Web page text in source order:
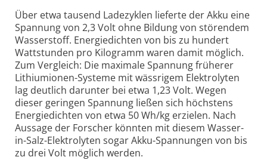
Über etwa tausend Ladezyklen lieferte der Akku eine
Spannung von 2,3 Volt ohne Bildung von störendem
Wasser­stoff. Energie­dichten von bis zu hundert
Wattstunden pro Kilogramm waren damit möglich.
Zum Vergleich: Die maximale Spannung früherer
Lithium­ionen-Systeme mit wässrigem Elektro­lyten
lag deutlich darunter bei etwa 1,23 Volt. Wegen
dieser geringen Spannung ließen sich höchstens
Energie­dichten von etwa 50 Wh/kg erzielen. Nach
Aussage der Forscher könnten mit diesem Wasser-
in-Salz-Elektrolyten sogar Akku-Span­nungen von bis
zu drei Volt möglich werden.